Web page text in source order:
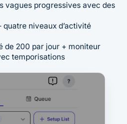
vagues progressives avec des
niveaux d’activité
de 200 par jour + moniteur
temporisations